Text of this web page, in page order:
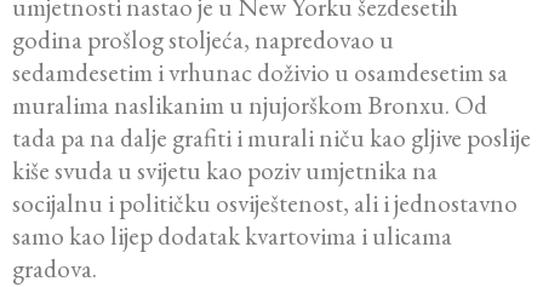
umjetnosti nastao je u New Yorku šezdesetih
godina prošlog stoljeća, napredovao u
sedamdesetim i vrhunac doživio u osamdesetim sa
muralima naslikanim u njujorškom Bronxu. Od
tada pa na dalje grafiti i murali niču kao gljive poslije
kiše svuda u svijetu kao poziv umjetnika na
socijalnu i političku osviještenost, ali i jednostavno
samo kao lijep dodatak kvartovima i ulicama
gradova.